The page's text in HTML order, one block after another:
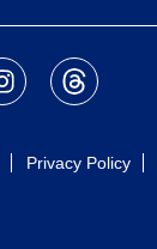
Privacy Policy